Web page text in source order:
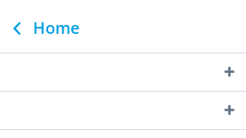
Home